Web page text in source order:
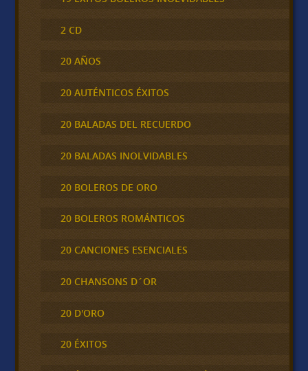
2 CD
20 AÑOS
20 AUTÉNTICOS ÉXITOS
20 BALADAS DEL RECUERDO
20 BALADAS INOLVIDABLES
20 BOLEROS DE ORO
20 BOLEROS ROMÁNTICOS
20 CANCIONES ESENCIALES
20 CHANSONS D´OR
20 D'ORO
20 ÉXITOS